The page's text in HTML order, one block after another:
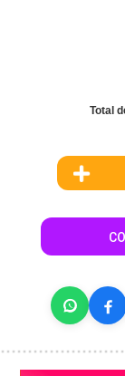
Total